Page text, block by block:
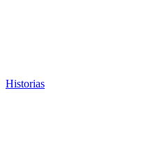
Historias